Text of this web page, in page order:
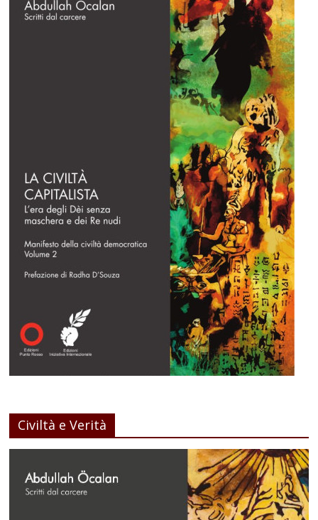
Civiltà e Verità